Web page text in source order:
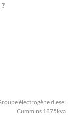
?
électrogène diesel
Cummins 1875kva